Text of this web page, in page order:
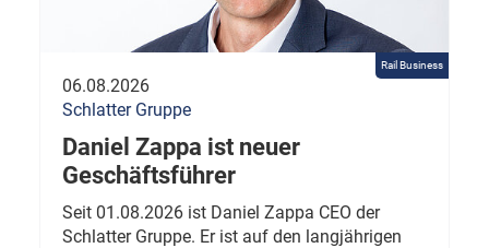
Rail Business
06.08.2026
Schlatter Gruppe
Daniel Zappa ist neuer
Geschäftsführer
Seit 01.08.2026 ist Daniel Zappa CEO der
Schlatter Gruppe. Er ist auf den langjährigen